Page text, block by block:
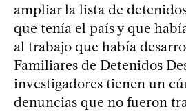
ampliar la lista de
que tenía el país y que
al trabajo que había
Familiares de Detenidos
investigadores tienen un
denuncias que no fueron